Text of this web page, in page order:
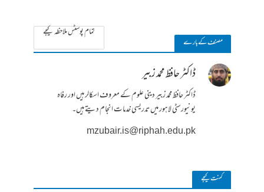
مصنف کے بارے
تمام پوسٹس ملاحظہ کیجے
ڈاکٹر حافظ محمد زبیر
ڈاکٹر حافظ محمد زبیر دینی علوم کے معروف اسکالر ہیں اور رفاہ
یونیورسٹی لاہور میں تدریسی خدمات انجام دیتے ہیں۔
mzubair.is@riphah.edu.pk
کمنت کیجے